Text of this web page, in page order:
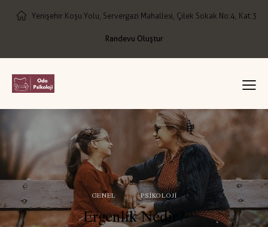
Yenişehir Koşu Yolu, Servergazi Mahallesi, Çilek Sokak No:4, Kat:3
Randevu Oluştur
GENEL PSIKOLOJI
Ergenlik Nedir?